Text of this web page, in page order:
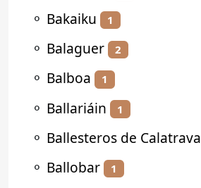
⚬ Bakaiku 1
⚬ Balaguer 2
⚬ Balboa 1
⚬ Ballariáin 1
⚬ Ballesteros de Calatrava
⚬ Ballobar 1